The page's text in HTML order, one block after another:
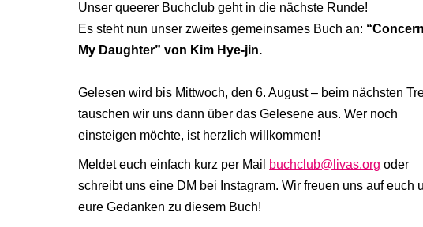
Unser queerer Buchclub geht in die nächste Runde!
Es steht nun unser zweites gemeinsames Buch an:
My Daughter” von Kim Hye-jin.
Gelesen wird bis Mittwoch, den 6. August – beim nächsten
tauschen wir uns dann über das Gelesene aus. Wer noch
einsteigen möchte, ist herzlich willkommen!
Meldet euch einfach kurz per Mail buchclub@livas.org oder
schreibt uns eine DM bei Instagram. Wir freuen uns auf euch
eure Gedanken zu diesem Buch!